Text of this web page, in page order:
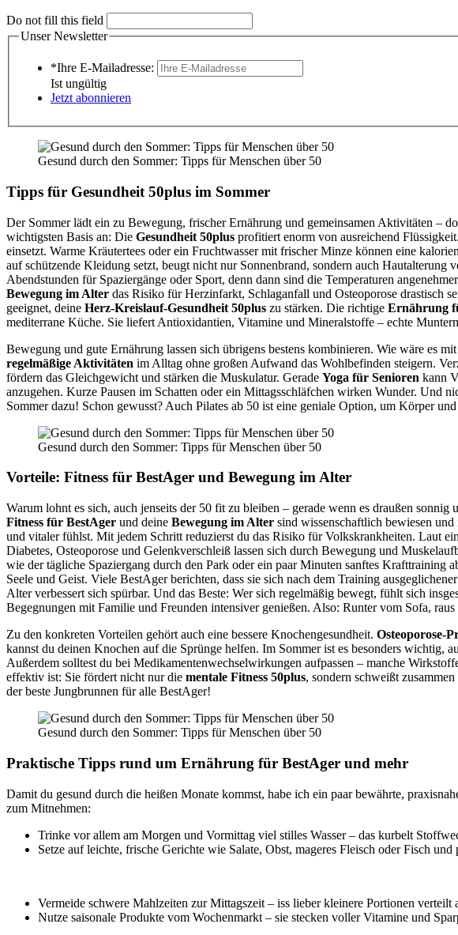
Do not fill this field
Unser Newsletter
*Ihre E-Mailadresse:
Ist ungültig
Jetzt abonnieren
Gesund durch den Sommer: Tipps für Menschen über 50
Tipps für Gesundheit 50plus im Sommer
Der Sommer lädt ein zu Bewegung, frischer Ernährung und gemeinsamen Aktivitäten –
wichtigsten Basis an: Die Gesundheit 50plus profitiert enorm von ausreichend
einsetzt. Warme Kräutertees oder ein Fruchtwasser mit frischer Minze können eine
auf schützende Kleidung setzt, beugt nicht nur Sonnenbrand, sondern auch
Abendstunden für Spaziergänge oder Sport, denn dann sind die Temperaturen
Bewegung im Alter das Risiko für Herzinfarkt, Schlaganfall und Osteoporose drastisch
geeignet, deine Herz-Kreislauf-Gesundheit 50plus zu stärken. Die richtige Ernährung
mediterrane Küche. Sie liefert Antioxidantien, Vitamine und Mineralstoffe – echte
Bewegung und gute Ernährung lassen sich übrigens bestens kombinieren. Wie wäre es
regelmäßige Aktivitäten im Alltag ohne großen Aufwand das Wohlbefinden steigern.
fördern das Gleichgewicht und stärken die Muskulatur. Gerade Yoga für Senioren kann
anzugehen. Kurze Pausen im Schatten oder ein Mittagsschläfchen wirken Wunder. Und
Sommer dazu! Schon gewusst? Auch Pilates ab 50 ist eine geniale Option, um Körper
Gesund durch den Sommer: Tipps für Menschen über 50
Vorteile: Fitness für BestAger und Bewegung im Alter
Warum lohnt es sich, auch jenseits der 50 fit zu bleiben – gerade wenn es draußen
Fitness für BestAger und deine Bewegung im Alter sind wissenschaftlich bewiesen
und vitaler fühlst. Mit jedem Schritt reduzierst du das Risiko für Volkskrankheiten. Laut
Diabetes, Osteoporose und Gelenkverschleiß lassen sich durch Bewegung und
wie der tägliche Spaziergang durch den Park oder ein paar Minuten sanftes Krafttraining
Seele und Geist. Viele BestAger berichten, dass sie sich nach dem Training
Alter verbessert sich spürbar. Und das Beste: Wer sich regelmäßig bewegt, fühlt sich
Begegnungen mit Familie und Freunden intensiver genießen. Also: Runter vom Sofa,
Zu den konkreten Vorteilen gehört auch eine bessere Knochengesundheit. Osteoporose-
kannst du deinen Knochen auf die Sprünge helfen. Im Sommer ist es besonders wichtig,
Außerdem solltest du bei Medikamentenwechselwirkungen aufpassen – manche
effektiv ist: Sie fördert nicht nur die mentale Fitness 50plus, sondern schweißt
der beste Jungbrunnen für alle BestAger!
Gesund durch den Sommer: Tipps für Menschen über 50
Praktische Tipps rund um Ernährung für BestAger und mehr
Damit du gesund durch die heißen Monate kommst, habe ich ein paar bewährte,
zum Mitnehmen:
Trinke vor allem am Morgen und Vormittag viel stilles Wasser – das kurbelt
Setze auf leichte, frische Gerichte wie Salate, Obst, mageres Fleisch oder Fisch
Vermeide schwere Mahlzeiten zur Mittagszeit – iss lieber kleinere Portionen verteilt
Nutze saisonale Produkte vom Wochenmarkt – sie stecken voller Vitamine und